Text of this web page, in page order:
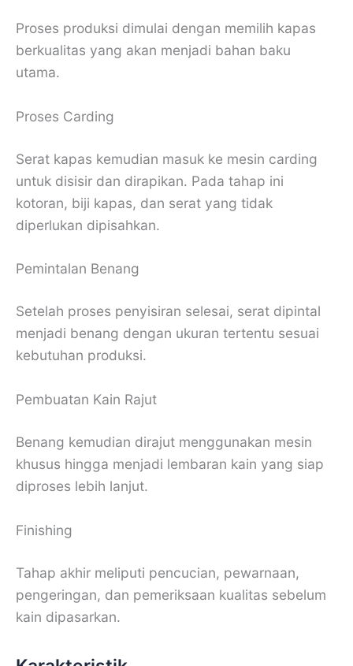
Proses produksi dimulai dengan memilih kapas
berkualitas yang akan menjadi bahan baku
utama.
Proses Carding
Serat kapas kemudian masuk ke mesin carding
untuk disisir dan dirapikan. Pada tahap ini
kotoran, biji kapas, dan serat yang tidak
diperlukan dipisahkan.
Pemintalan Benang
Setelah proses penyisiran selesai, serat dipintal
menjadi benang dengan ukuran tertentu sesuai
kebutuhan produksi.
Pembuatan Kain Rajut
Benang kemudian dirajut menggunakan mesin
khusus hingga menjadi lembaran kain yang siap
diproses lebih lanjut.
Finishing
Tahap akhir meliputi pencucian, pewarnaan,
pengeringan, dan pemeriksaan kualitas sebelum
kain dipasarkan.